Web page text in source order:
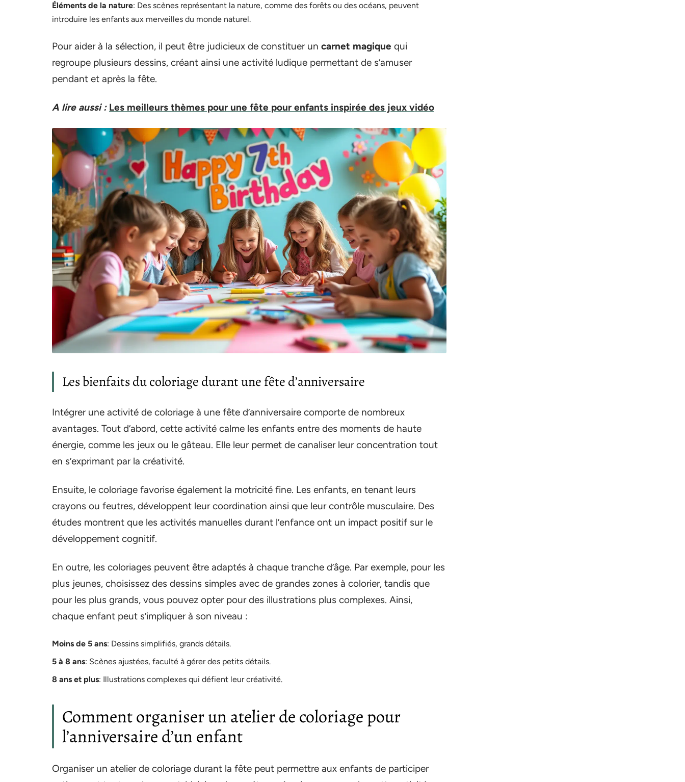
Éléments de la nature: Des scènes représentant la nature, comme des forêts ou des océans, peuvent
introduire les enfants aux merveilles du monde naturel.
Pour aider à la sélection, il peut être judicieux de constituer un carnet magique qui
regroupe plusieurs dessins, créant ainsi une activité ludique permettant de s’amuser
pendant et après la fête.
A lire aussi : Les meilleurs thèmes pour une fête pour enfants inspirée des jeux vidéo
Les bienfaits du coloriage durant une fête d’anniversaire
Intégrer une activité de coloriage à une fête d’anniversaire comporte de nombreux
avantages. Tout d’abord, cette activité calme les enfants entre des moments de haute
énergie, comme les jeux ou le gâteau. Elle leur permet de canaliser leur concentration tout
en s’exprimant par la créativité.
Ensuite, le coloriage favorise également la motricité fine. Les enfants, en tenant leurs
crayons ou feutres, développent leur coordination ainsi que leur contrôle musculaire. Des
études montrent que les activités manuelles durant l’enfance ont un impact positif sur le
développement cognitif.
En outre, les coloriages peuvent être adaptés à chaque tranche d’âge. Par exemple, pour les
plus jeunes, choisissez des dessins simples avec de grandes zones à colorier, tandis que
pour les plus grands, vous pouvez opter pour des illustrations plus complexes. Ainsi,
chaque enfant peut s’impliquer à son niveau :
Moins de 5 ans: Dessins simplifiés, grands détails.
5 à 8 ans: Scènes ajustées, faculté à gérer des petits détails.
8 ans et plus: Illustrations complexes qui défient leur créativité.
Comment organiser un atelier de coloriage pour
l’anniversaire d’un enfant
Organiser un atelier de coloriage durant la fête peut permettre aux enfants de participer